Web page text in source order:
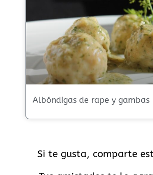
Albóndigas de rape y gambas
Si te gusta, comparte